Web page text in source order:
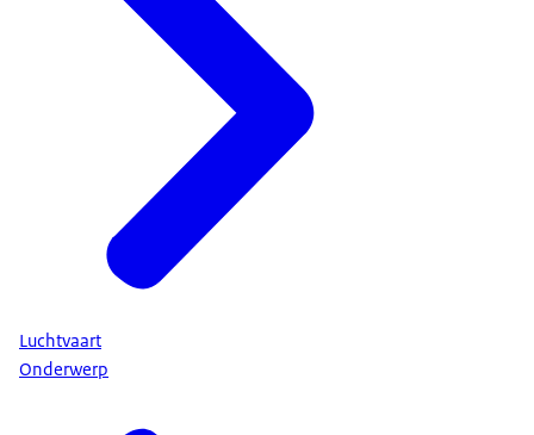
Luchtvaart
Onderwerp